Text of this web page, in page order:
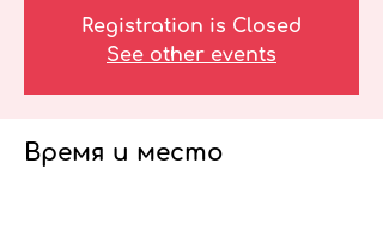
Registration is Closed
See other events
Время и место